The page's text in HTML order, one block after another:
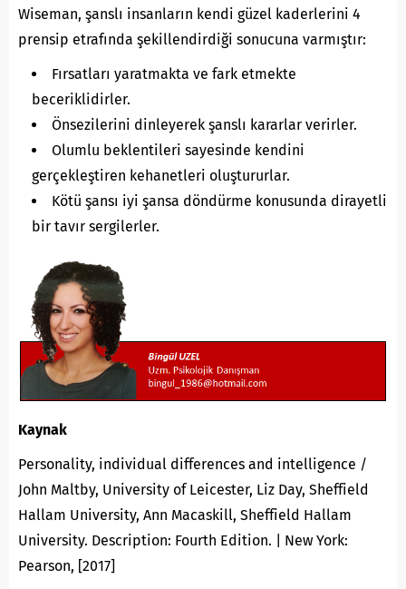
Wiseman, şanslı insanların kendi güzel kaderlerini 4
prensip etrafında şekillendirdiği sonucuna varmıştır:
Fırsatları yaratmakta ve fark etmekte
beceriklidirler.
Önsezilerini dinleyerek şanslı kararlar verirler.
Olumlu beklentileri sayesinde kendini
gerçekleştiren kehanetleri oluştururlar.
Kötü şansı iyi şansa döndürme konusunda dirayetli
bir tavır sergilerler.
Kaynak
Personality, individual differences and intelligence /
John Maltby, University of Leicester, Liz Day, Sheffield
Hallam University, Ann Macaskill, Sheffield Hallam
University. Description: Fourth Edition. | New York:
Pearson, [2017]